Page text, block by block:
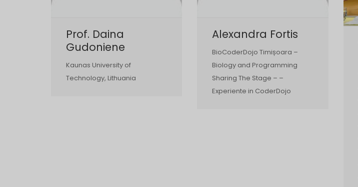
Prof. Daina
Gudoniene
Kaunas University of
Technology, Lithuania
Alexandra Fortis
BioCoderDojo Timișoara –
Biology and Programming
Sharing The Stage – –
Experiente in CoderDojo